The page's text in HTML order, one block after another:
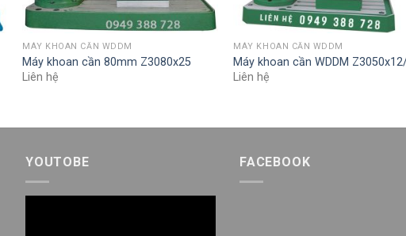
MÁY KHOAN CẦN WDDM
Máy khoan cần 80mm Z3080x25
Liên hệ
MÁY KHOAN CẦN WDDM
Máy khoan cần WDDM
Liên hệ
YOUTOBE FACEBOOK